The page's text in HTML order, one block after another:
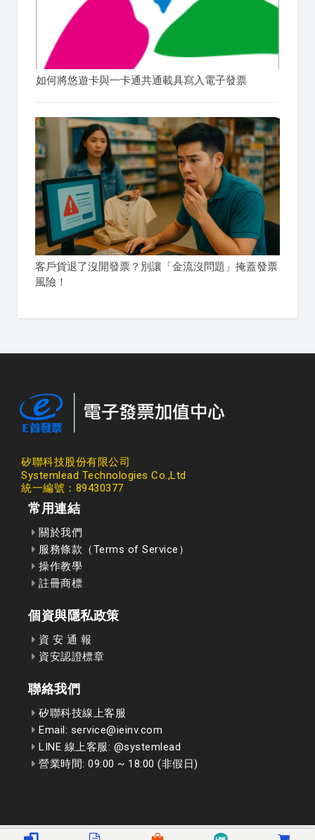
如何將悠遊卡與一卡通共通載具寫入電子發票
客戶貨退了沒開發票？別讓「金流沒問題」掩蓋發票
風險！
矽聯科技股份有限公司
Systemlead Technologies Co.,Ltd
統一編號：89430377
常用連結
關於我們
服務條款（Terms of Service）
操作教學
註冊商標
個資與隱私政策
資 安 通 報
資安認證標章
聯絡我們
矽聯科技線上客服
Email: service@ieinv.com
LINE 線上客服: @systemlead
營業時間: 09:00 ~ 18:00 (非假日)